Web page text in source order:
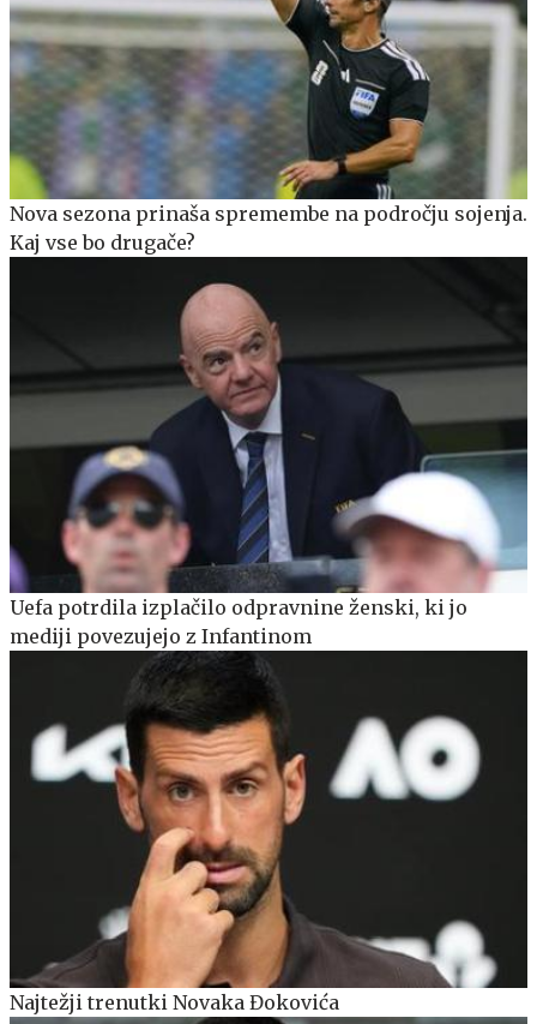
Nova sezona prinaša spremembe na področju sojenja.
Kaj vse bo drugače?
Uefa potrdila izplačilo odpravnine ženski, ki jo
mediji povezujejo z Infantinom
Najtežji trenutki Novaka Đokovića